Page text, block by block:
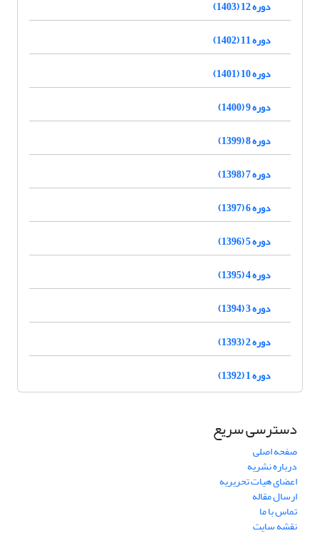
دوره 12 (1403)
دوره 11 (1402)
دوره 10 (1401)
دوره 9 (1400)
دوره 8 (1399)
دوره 7 (1398)
دوره 6 (1397)
دوره 5 (1396)
دوره 4 (1395)
دوره 3 (1394)
دوره 2 (1393)
دوره 1 (1392)
دسترسی سریع
صفحه اصلی
درباره نشریه
اعضای هیات تحریریه
ارسال مقاله
تماس با ما
نقشه سایت